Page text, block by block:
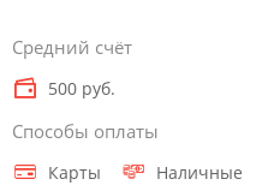
Средний счёт
500 руб.
Способы оплаты
Карты Наличные